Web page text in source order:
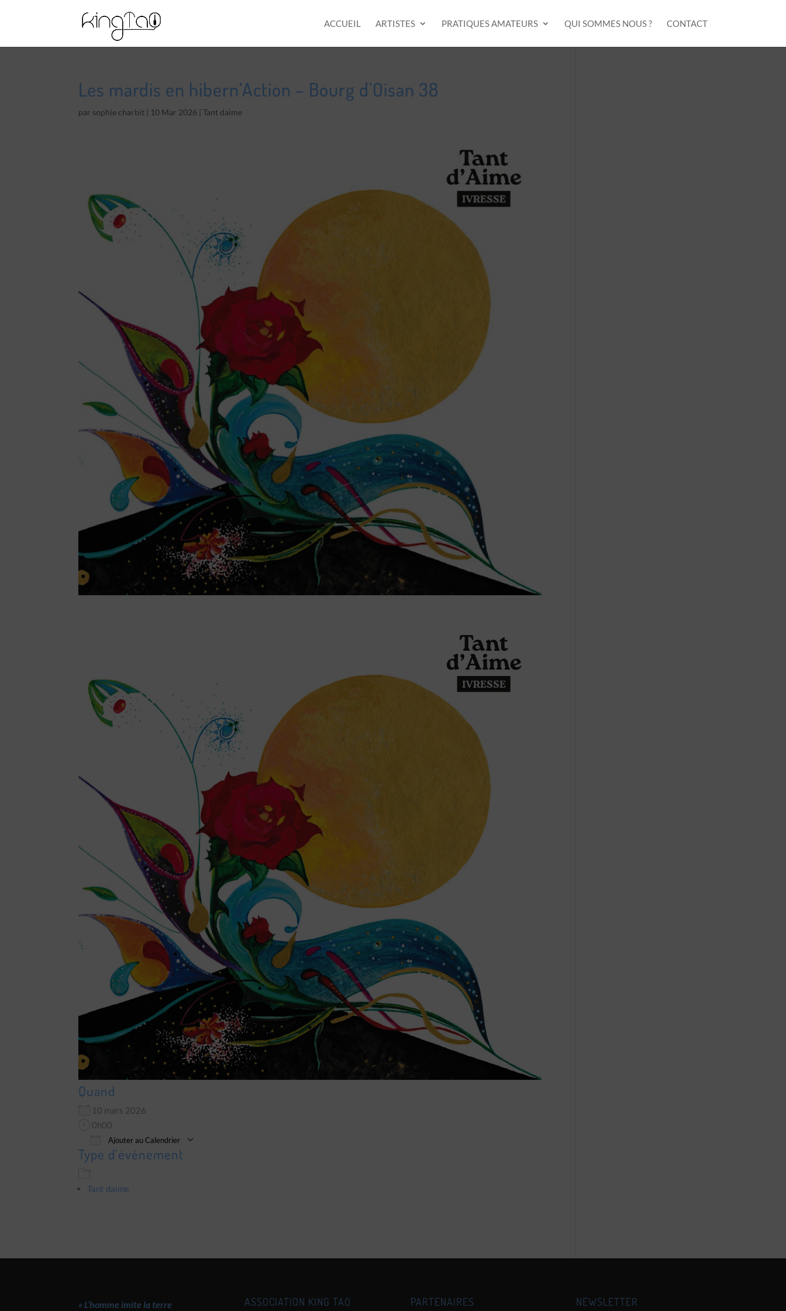
ACCUEIL ARTISTES PRATIQUES AMATEURS QUI SOMMES NOUS ? CONTACT
Les mardis en hibern’Action – Bourg d’Oisan 38
par sophie charbit | 10 Mar 2026 |Tant daime
Quand
10 mars 2026
0h00
Ajouter au Calendrier
Télécharger ICS
Type d’évènement
Tant daime
« L’homme imite la terre ASSOCIATION KING TAO PARTENAIRES NEWSLETTER